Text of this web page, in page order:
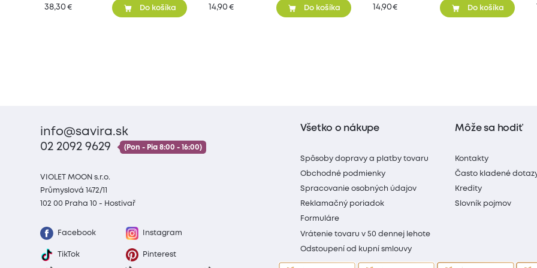
38,30 € Do košíka 14,90 € Do košíka 14,90 € Do košíka
info@savira.sk
02 2092 9629
(Pon - Pia 8:00 - 16:00)
VIOLET MOON s.r.o.
Průmyslová 1472/11
102 00 Praha 10 - Hostivař
Facebook Instagram
TikTok Pinterest
Všetko o nákupe
Spôsoby dopravy a platby tovaru
Obchodné podmienky
Spracovanie osobných údajov
Reklamačný poriadok
Formuláre
Vrátenie tovaru v 50 dennej lehote
Odstoupení od kupní smlouvy
Môže sa hodiť
Kontakty
Často kladené
Kredity
Slovník pojmov